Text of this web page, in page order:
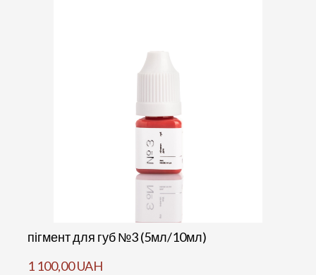
пігмент для губ №3 (5мл/10мл)
1 100,00 UAH